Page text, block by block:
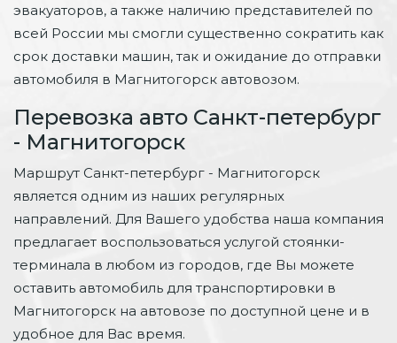
эвакуаторов, а также наличию представителей по
всей России мы смогли существенно сократить как
срок доставки машин, так и ожидание до отправки
автомобиля в Магнитогорск автовозом.
Перевозка авто Санкт-петербург
- Магнитогорск
Маршрут Санкт-петербург - Магнитогорск
является одним из наших регулярных
направлений. Для Вашего удобства наша компания
предлагает воспользоваться услугой стоянки-
терминала в любом из городов, где Вы можете
оставить автомобиль для транспортировки в
Магнитогорск на автовозе по доступной цене и в
удобное для Вас время.